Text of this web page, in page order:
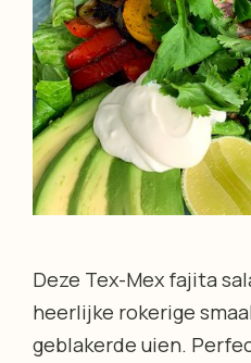
Deze Tex-Mex fajita
heerlijke rokerige
geblakerde uien.